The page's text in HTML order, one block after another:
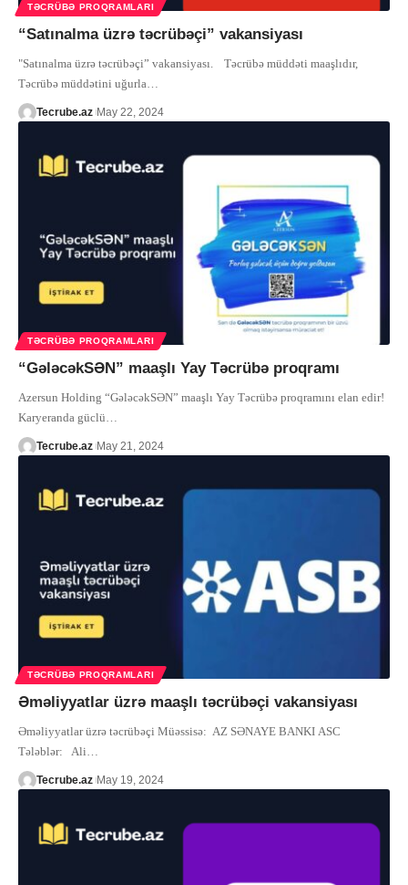
TƏCRÜBƏ PROQRAMLARI
“Satınalma üzrə təcrübəçi” vakansiyası
"Satınalma üzrə təcrübəçi” vakansiyası. Təcrübə müddəti maaşlıdır,
Təcrübə müddətini uğurla
Tecrube.az May 22, 2024
TƏCRÜBƏ PROQRAMLARI
“GələcəkSƏN” maaşlı Yay Təcrübə proqramı
Azersun Holding “GələcəkSƏN” maaşlı Yay Təcrübə proqramını elan edir!
Karyeranda güclü
Tecrube.az May 21, 2024
TƏCRÜBƏ PROQRAMLARI
Əməliyyatlar üzrə maaşlı təcrübəçi vakansiyası
Əməliyyatlar üzrə təcrübəçi Müəssisə: AZ SƏNAYE BANKI ASC
Tələblər: Ali
Tecrube.az May 19, 2024